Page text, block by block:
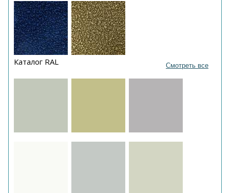
Смотреть все
Каталог RAL